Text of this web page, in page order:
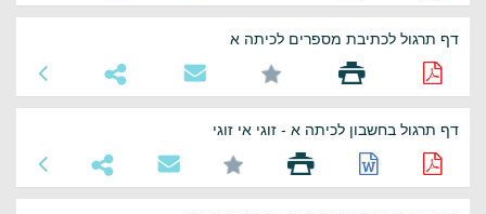
דף תרגול לכתיבת מספרים לכיתה א
דף תרגול בחשבון לכיתה א - זוגי אי זוגי